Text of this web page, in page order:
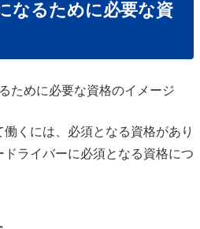
なるために必要な資
くには、必須となる資格があり
ドライバーに必須となる資格につ